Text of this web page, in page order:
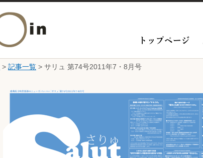
トップページ
> 記事一覧 > サリュ 第74号2011年7・8月号